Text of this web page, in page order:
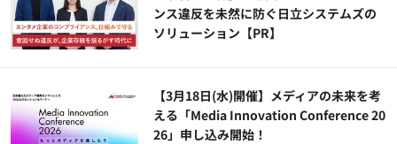
ンス違反を未然に防ぐ日立システムズの
ソリューション​【PR】
【3月18日(水)開催】メディアの未来を考
える「Media Innovation Conference 20
26」申し込み開始！